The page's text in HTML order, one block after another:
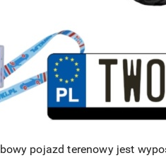
pojazd terenowy jest